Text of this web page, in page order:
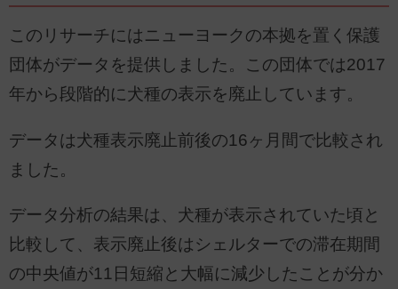
このリサーチにはニューヨークの本拠を置く保護
団体がデータを提供しました。この団体では2017
年から段階的に犬種の表示を廃止しています。
データは犬種表示廃止前後の16ヶ月間で比較され
ました。
データ分析の結果は、犬種が表示されていた頃と
比較して、表示廃止後はシェルターでの滞在期間
の中央値が11日短縮と大幅に減少したことが分か